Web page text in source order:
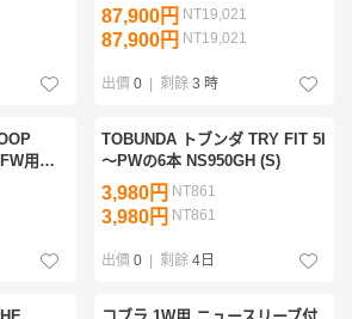
TOUR105 (S)
87,900円 NT19,021
87,900円 NT19,021
出價 0 | 剩餘 3 時
用シ
TOBUNDA トブンダ TRY FIT 5I
～PWの6本 NS950GH (S)
3,980円 NT861
3,980円 NT861
出價 0 | 剩餘 4日